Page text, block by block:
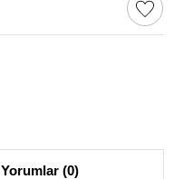
Yorumlar (0)